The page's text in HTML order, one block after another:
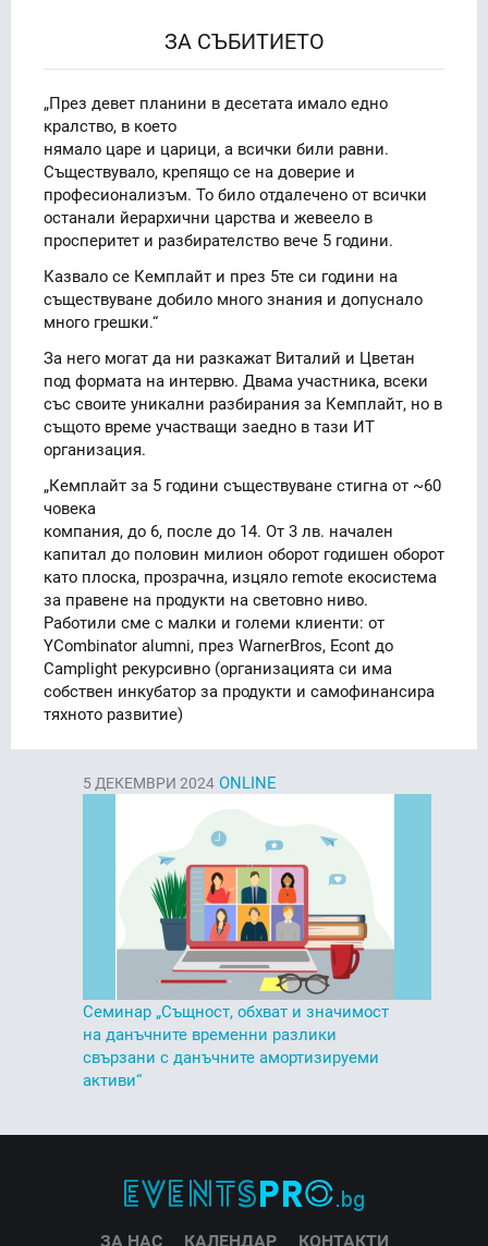
ЗА СЪБИТИЕТО
„През девет планини в десетата имало едно
кралство, в което
нямало царе и царици, а всички били равни.
Съществувало, крепящо се на доверие и
професионализъм. То било отдалечено от всички
останали йерархични царства и жевеело в
просперитет и разбирателство вече 5 години.
Казвало се Кемплайт и през 5те си години на
съществуване добило много знания и допуснало
много грешки.“
За него могат да ни разкажат Виталий и Цветан
под формата на интервю. Двама участника, всеки
със своите уникални разбирания за Кемплайт, но в
същото време участващи заедно в тази ИТ
организация.
„Кемплайт за 5 години съществуване стигна от ~60
човека
компания, до 6, после до 14. От 3 лв. начален
капитал до половин милион оборот годишен оборот
като плоска, прозрачна, изцяло remote екосистема
за правене на продукти на световно ниво.
Работили сме с малки и големи клиенти: от
YCombinator alumni, през WarnerBros, Econt до
Camplight рекурсивно (организацията си има
собствен инкубатор за продукти и самофинансира
тяхното развитие)
5 ДЕКЕМВРИ 2024 ONLINE
Семинар „Същност, обхват и значимост
на данъчните временни разлики
свързани с данъчните амортизируеми
активи“
ЗА НАС КАЛЕНДАР КОНТАКТИ